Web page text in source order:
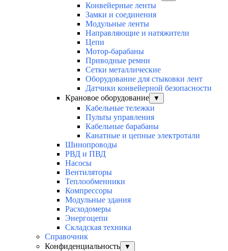
Конвейерные ленты
Замки и соединения
Модульные ленты
Направляющие и натяжители
Цепи
Мотор-барабаны
Приводные ремни
Сетки металлические
Оборудование для стыковки лент
Датчики конвейерной безопасности
Крановое оборудование
▼
Кабельные тележки
Пульты управления
Кабельные барабаны
Канатные и цепные электротали
Шинопроводы
РВД и ПВД
Насосы
Вентиляторы
Теплообменники
Компрессоры
Модульные здания
Расходомеры
Энергоцепи
Складская техника
Справочник
Конфиденциальность
▼